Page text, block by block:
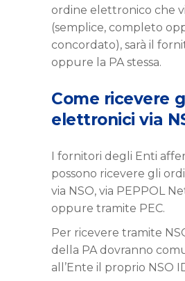
ordine elettronico che
(semplice, completo
concordato), sarà il
oppure la PA stessa.
Come ricevere
elettronici via
I fornitori degli Enti
possono ricevere gli
via NSO, via PEPPOL
oppure tramite PEC.
Per ricevere tramite
della PA dovranno
all’Ente il proprio NSO